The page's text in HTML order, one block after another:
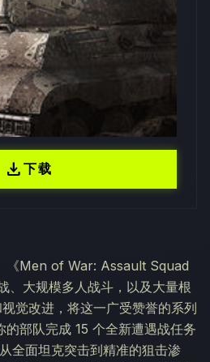
《Men of War: Assault Squad
、大规模多人战斗，以及大量根
觉改进，将这一广受赞誉的系列
部队完成 15 个全新遭遇战任务
全面坦克突击到精准的狙击渗
download下载